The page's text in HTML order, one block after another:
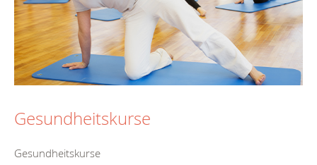
Gesundheitskurse
Gesundheitskurse